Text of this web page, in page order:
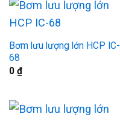
Bơm lưu lượng lớn HCP IC-
68
0 ₫